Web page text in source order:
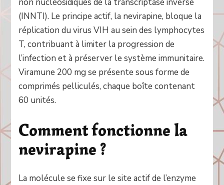
non nucléosidiques de la transcriptase inverse
(INNTI). Le principe actif, la nevirapine, bloque la
réplication du virus VIH au sein des lymphocytes
T, contribuant à limiter la progression de
l’infection et à préserver le système immunitaire.
Viramune 200 mg se présente sous forme de
comprimés pelliculés, chaque boîte contenant
60 unités.
Comment fonctionne la
nevirapine ?
La molécule se fixe sur le site actif de l’enzyme